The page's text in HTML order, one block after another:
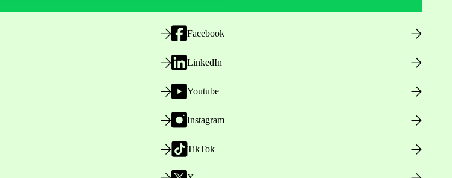
Facebook
LinkedIn
Youtube
Instagram
TikTok